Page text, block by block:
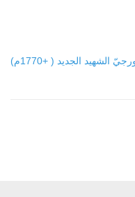
الشهيد الجديد ( +1770م)